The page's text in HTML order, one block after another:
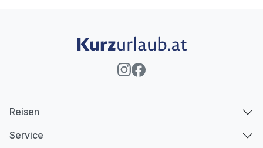
Reisen
Service